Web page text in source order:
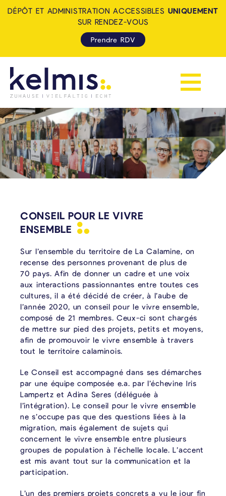
KELMIS - LA CALAMINE:
Afficher la
DÉPÔT ET ADMINISTRATION ACCESSIBLES UNIQUEMENT
SUR RENDEZ-VOUS
Prendre RDV
CONSEIL POUR LE VIVRE
ENSEMBLE
Sur l’ensemble du territoire de La Calamine, on
recense des personnes provenant de plus de
70 pays. Afin de donner un cadre et une voix
aux interactions passionnantes entre toutes ces
cultures, il a été décidé de créer, à l’aube de
l’année 2020, un conseil pour le vivre ensemble,
composé de 21 membres. Ceux-ci sont chargés
de mettre sur pied des projets, petits et moyens,
afin de promouvoir le vivre ensemble à travers
tout le territoire calaminois.
Le Conseil est accompagné dans ses démarches
par une équipe composée e.a. par l’échevine Iris
Lampertz et Adina Seres (déléguée à
l’intégration). Le conseil pour le vivre ensemble
ne s’occupe pas que des questions liées à la
migration, mais également de sujets qui
concernent le vivre ensemble entre plusieurs
groupes de population à l’échelle locale. L’accent
est mis avant tout sur la communication et la
participation.
L’un des premiers projets concrets a vu le jour fin